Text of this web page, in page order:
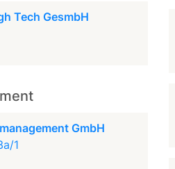
Tech GesmbH
GmbH
1